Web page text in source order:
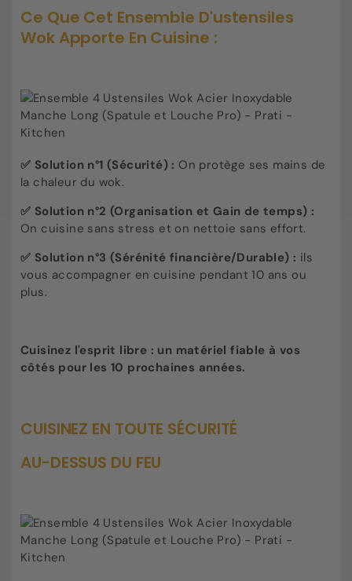
Ce Que Cet Ensemble D'ustensiles
Wok Apporte En Cuisine :
✅ Solution n°1 (Sécurité) : On protège ses mains de
la chaleur du wok.
✅ Solution n°2 (Organisation et Gain de temps) :
On cuisine sans stress et on nettoie sans effort.
✅ Solution n°3 (Sérénité financière/Durable) : ils
vous accompagner en cuisine pendant 10 ans ou
plus.
Cuisinez l'esprit libre : un matériel fiable à vos
côtés pour les 10 prochaines années.
CUISINEZ EN TOUTE SÉCURITÉ
AU-DESSUS DU FEU